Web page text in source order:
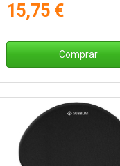
15,75 €
Comprar